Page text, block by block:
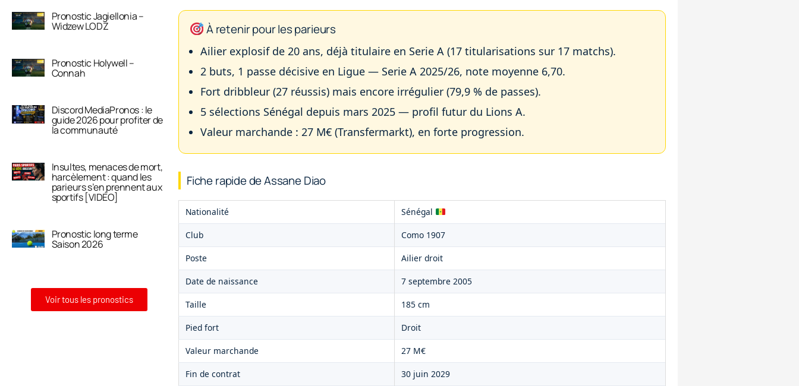
Pronostic Jagiellonia –
Widzew LODZ
Pronostic Holywell –
Connah
Discord MediaPronos : le
guide 2026 pour profiter de
la communauté
Insultes, menaces de mort,
harcèlement : quand les
parieurs s’en prennent aux
sportifs [VIDÉO]
Pronostic long terme
Saison 2026
Voir tous les pronostics
À retenir pour les parieurs
Ailier explosif de 20 ans, déjà titulaire en Serie A (17 titularisations sur 17 matchs).
2 buts, 1 passe décisive en Ligue — Serie A 2025/26, note moyenne 6,70.
Fort dribbleur (27 réussis) mais encore irrégulier (79,9 % de passes).
5 sélections Sénégal depuis mars 2025 — profil futur du Lions A.
Valeur marchande : 27 M€ (Transfermarkt), en forte progression.
Fiche rapide de Assane Diao
Nationalité Sénégal
Club Como 1907
Poste Ailier droit
Date de naissance 7 septembre 2005
Taille 185 cm
Pied fort Droit
Valeur marchande 27 M€
Fin de contrat 30 juin 2029